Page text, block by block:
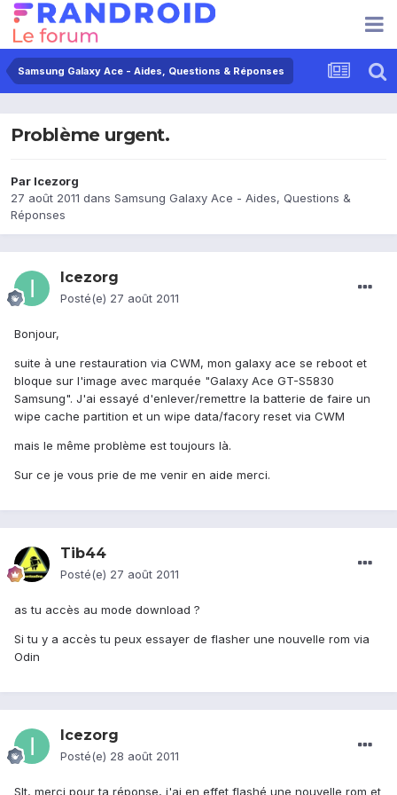
Samsung Galaxy Ace - Aides, Questions & Réponses
Problème urgent.
Par Icezorg
27 août 2011 dans Samsung Galaxy Ace - Aides, Questions &
Réponses
Icezorg
Posté(e) 27 août 2011
Bonjour,
suite à une restauration via CWM, mon galaxy ace se reboot et
bloque sur l'image avec marquée "Galaxy Ace GT-S5830
Samsung". J'ai essayé d'enlever/remettre la batterie de faire un
wipe cache partition et un wipe data/facory reset via CWM
mais le même problème est toujours là.
Sur ce je vous prie de me venir en aide merci.
Tib44
Posté(e) 27 août 2011
as tu accès au mode download ?
Si tu y a accès tu peux essayer de flasher une nouvelle rom via
Odin
Icezorg
Posté(e) 28 août 2011
Slt, merci pour ta réponse, j'ai en effet flashé une nouvelle rom et